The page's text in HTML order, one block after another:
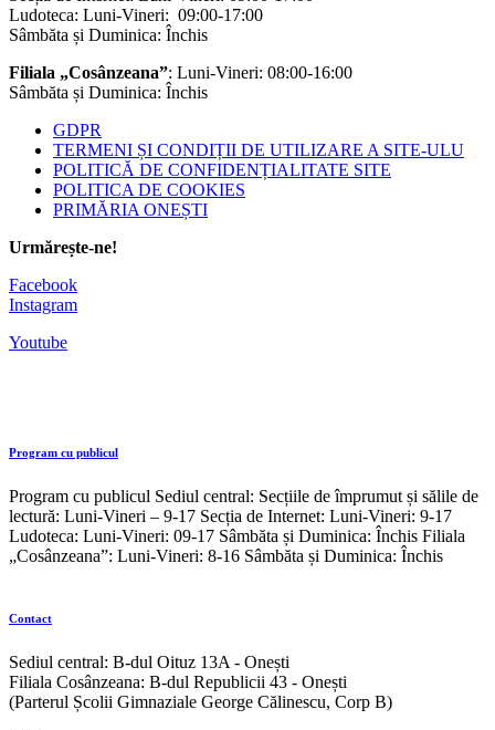
Ludoteca: Luni-Vineri: 09:00-17:00
Sâmbăta și Duminica: Închis
Filiala „Cosânzeana”: Luni-Vineri: 08:00-16:00
Sâmbăta și Duminica: Închis
GDPR
TERMENI ȘI CONDIȚII DE UTILIZARE A SITE-ULU
POLITICĂ DE CONFIDENȚIALITATE SITE
POLITICA DE COOKIES
PRIMĂRIA ONEȘTI
Urmărește-ne!
Facebook
Instagram
Youtube
Program cu publicul
Program cu publicul Sediul central: Secțiile de împrumut și sălile de
lectură: Luni-Vineri – 9-17 Secția de Internet: Luni-Vineri: 9-17
Ludoteca: Luni-Vineri: 09-17 Sâmbăta și Duminica: Închis Filiala
„Cosânzeana”: Luni-Vineri: 8-16 Sâmbăta și Duminica: Închis
Contact
Sediul central: B-dul Oituz 13A - Onești
Filiala Cosânzeana: B-dul Republicii 43 - Onești
(Parterul Școlii Gimnaziale George Călinescu, Corp B)